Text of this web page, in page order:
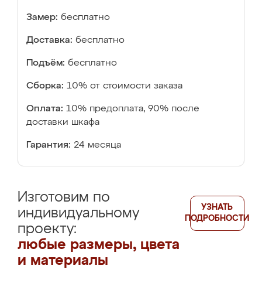
Замер: бесплатно
Доставка: бесплатно
Подъём: бесплатно
Сборка: 10% от стоимости заказа
Оплата: 10% предоплата, 90% после
доставки шкафа
Гарантия: 24 месяца
Изготовим по
индивидуальному
проекту:
любые размеры, цвета
и материалы
УЗНАТЬ
ПОДРОБНОСТИ